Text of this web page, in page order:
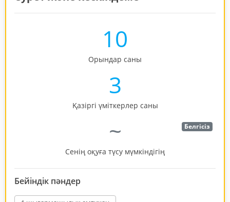
10
Орындар саны
3
Қазіргі үміткерлер саны
~
Сенің оқуға түсу мүмкіндігің
Белгісіз
Бейіндік пәндер